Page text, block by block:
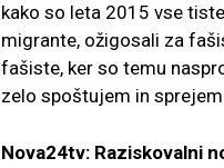
kako so leta 2015 vse
migrante, ožigosali za
fašiste, ker so temu
zelo spoštujem in
Nova24tv: Raziskovalni